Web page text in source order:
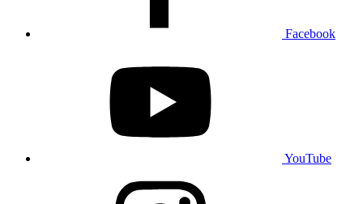
Facebook
YouTube